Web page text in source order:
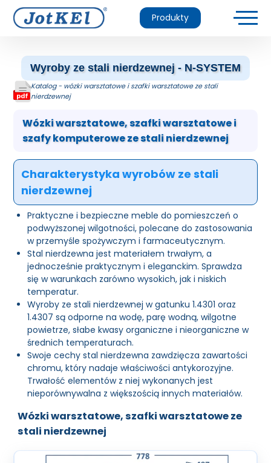
Produkty
Wyroby ze stali nierdzewnej - N-SYSTEM
Katalog - wózki warsztatowe i szafki warsztatowe ze stali
nierdzewnej
Wózki warsztatowe, szafki warsztatowe i
szafy komputerowe ze stali nierdzewnej
Charakterystyka wyrobów ze stali
nierdzewnej
Praktyczne i bezpieczne meble do pomieszczeń o
podwyższonej wilgotności, polecane do zastosowania
w przemyśle spożywczym i farmaceutycznym.
Stal nierdzewna jest materiałem trwałym, a
jednocześnie praktycznym i eleganckim. Sprawdza
się w warunkach zarówno wysokich, jak i niskich
temperatur.
Wyroby ze stali nierdzewnej w gatunku 1.4301 oraz
1.4307 są odporne na wodę, parę wodną, wilgotne
powietrze, słabe kwasy organiczne i nieorganiczne w
średnich temperaturach.
Swoje cechy stal nierdzewna zawdzięcza zawartości
chromu, który nadaje właściwości antykorozyjne.
Trwałość elementów z niej wykonanych jest
nieporównywalna z większością innych materiałów.
Wózki warsztatowe, szafki warsztatowe ze
stali nierdzewnej